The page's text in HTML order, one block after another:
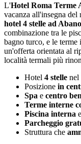
L'Hotel Roma Terme
vacanza all'insegna del
hotel 4 stelle ad
combinazione tra le
bagno turco, e le
un'offerta orientata al
località termali più
Hotel 4 stelle nel
Posizione in
Spa e centro
Terme interne
Piscina interna e
Parcheggio
Struttura che